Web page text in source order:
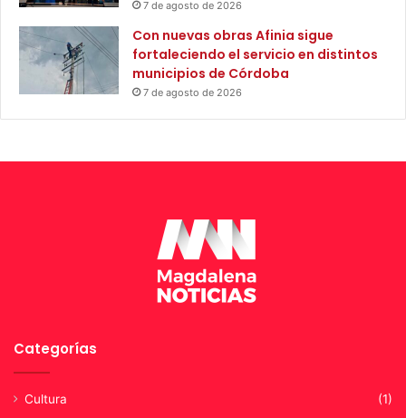
7 de agosto de 2026
Con nuevas obras Afinia sigue
fortaleciendo el servicio en distintos
municipios de Córdoba
7 de agosto de 2026
Categorías
Cultura
(1)